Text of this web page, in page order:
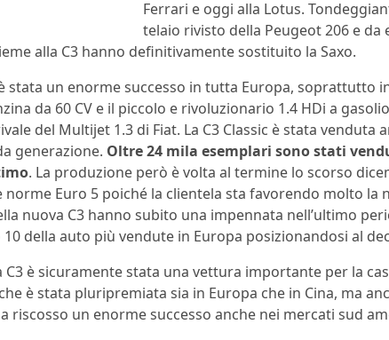
Ferrari e oggi alla Lotus.
telaio rivisto della Peugeot 206 e da
alla C3 hanno definitivamente sostituito la Saxo.
stata un enorme successo in tutta Europa, soprattutto
da 60 CV e il piccolo e rivoluzionario 1.4 HDi a
del Multijet 1.3 di Fiat. La C3 Classic è stata venduta
generazione. Oltre 24 mila esemplari sono stati
. La produzione però è volta al termine lo scorso
Euro 5 poiché la clientela sta favorendo molto la
nuova C3 hanno subito una impennata nell’ultimo
della auto più vendute in Europa posizionandosi al
C3 è sicuramente stata una vettura importante per la
è stata pluripremiata sia in Europa che in Cina, ma
riscosso un enorme successo anche nei mercati sud